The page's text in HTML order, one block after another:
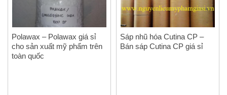
Polawax – Polawax giá sỉ
cho sản xuất mỹ phẩm trên
toàn quốc
Sáp nhũ hóa Cutina CP –
Bán sáp Cutina CP giá sỉ